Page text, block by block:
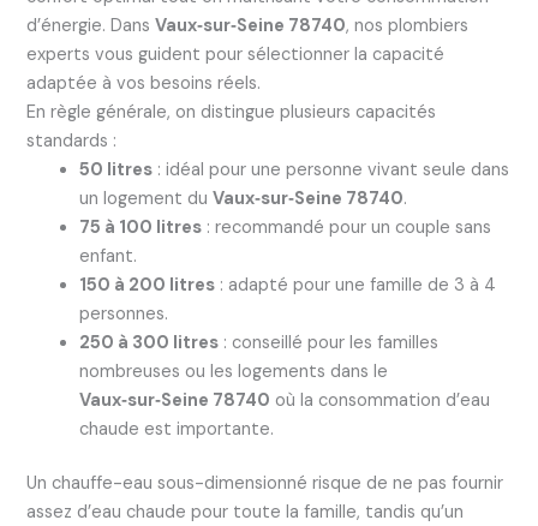
d’énergie. Dans Vaux‑sur‑Seine 78740, nos plombiers
experts vous guident pour sélectionner la capacité
adaptée à vos besoins réels.
En règle générale, on distingue plusieurs capacités
standards :
50 litres: idéal pour une personne vivant seule dans
un logement du Vaux‑sur‑Seine 78740.
75 à 100 litres: recommandé pour un couple sans
enfant.
150 à 200 litres: adapté pour une famille de 3 à 4
personnes.
250 à 300 litres: conseillé pour les familles
nombreuses ou les logements dans le
Vaux‑sur‑Seine 78740 où la consommation d’eau
chaude est importante.
Un chauffe-eau sous-dimensionné risque de ne pas fournir
assez d’eau chaude pour toute la famille, tandis qu’un